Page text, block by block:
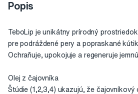
Popis
TeboLip je unikátny prírodný
pre podráždené pery a popraskané
Ochraňuje, upokojuje a regeneruje
Olej z čajovníka
Štúdie (1,2,3,4) ukazujú, že čajovníkový